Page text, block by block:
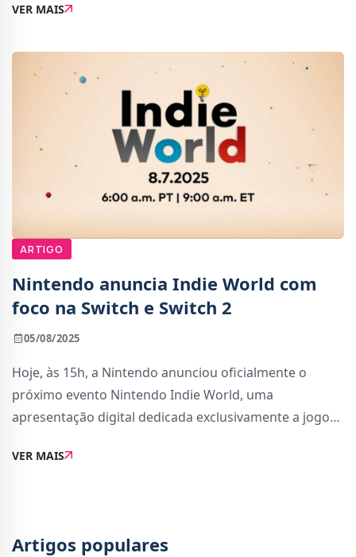
chegará à Nintendo Switch, enquanto Ire
VER MAIS
ARTIGO
Nintendo anuncia Indie World com
foco na Switch e Switch 2
05/08/2025
Hoje, às 15h, a Nintendo anunciou oficialmente o
próximo evento Nintendo Indie World, uma
apresentação digital dedicada exclusivamente a jogos
online e contará com novidades tanto para a Nintendo
VER MAIS
Artigos populares